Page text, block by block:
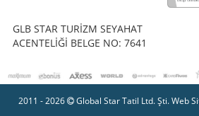
GLB STAR TURİZM SEYAHAT
ACENTELİĞİ BELGE NO: 7641
2011 - 2026 Global Star Tatil Ltd. Şti. Web